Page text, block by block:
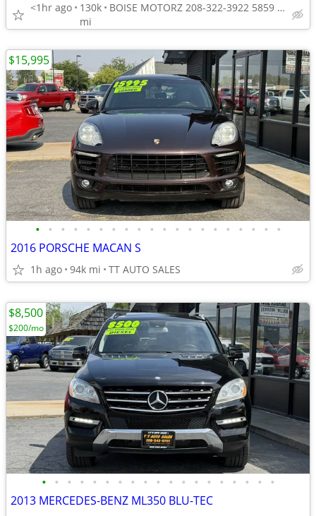
<1hr ago
130k
mi
BOISE MOTORZ 208-322-3922 5859 W FAIRVIEW AVE BOISE IDAHO<ta
• • • • • • • • • • • • • • • • • • • •
2016 PORSCHE MACAN S
1h ago 94k mi TT AUTO SALES
$15,995
• • • • • • • • • • • • • • • • • • •
2013 MERCEDES-BENZ ML350 BLU-TEC
$8,500
$200/mo